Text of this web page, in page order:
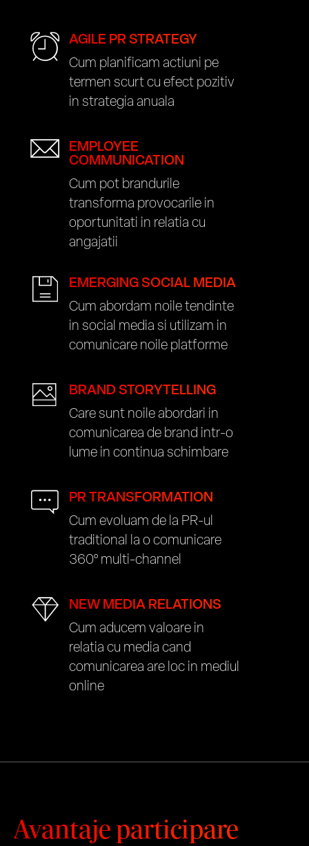
AGILE PR STRATEGY
Cum planificam actiuni pe
termen scurt cu efect pozitiv
in strategia anuala
EMPLOYEE
COMMUNICATION
Cum pot brandurile
transforma provocarile in
oportunitati in relatia cu
angajatii
EMERGING SOCIAL MEDIA
Cum abordam noile tendinte
in social media si utilizam in
comunicare noile platforme
BRAND STORYTELLING
Care sunt noile abordari in
comunicarea de brand intr-o
lume in continua schimbare
PR TRANSFORMATION
Cum evoluam de la PR-ul
traditional la o comunicare
360° multi-channel
NEW MEDIA RELATIONS
Cum aducem valoare in
relatia cu media cand
comunicarea are loc in mediul
online
Avantaje participare